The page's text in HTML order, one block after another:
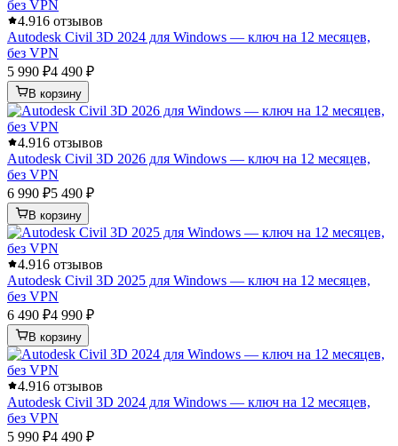
4.916 отзывов
Autodesk Civil 3D 2024 для Windows — ключ на 12 месяцев,
без VPN
5 990 ₽4 490 ₽
В корзину
4.916 отзывов
Autodesk Civil 3D 2026 для Windows — ключ на 12 месяцев,
без VPN
6 990 ₽5 490 ₽
В корзину
4.916 отзывов
Autodesk Civil 3D 2025 для Windows — ключ на 12 месяцев,
без VPN
6 490 ₽4 990 ₽
В корзину
4.916 отзывов
Autodesk Civil 3D 2024 для Windows — ключ на 12 месяцев,
без VPN
5 990 ₽4 490 ₽